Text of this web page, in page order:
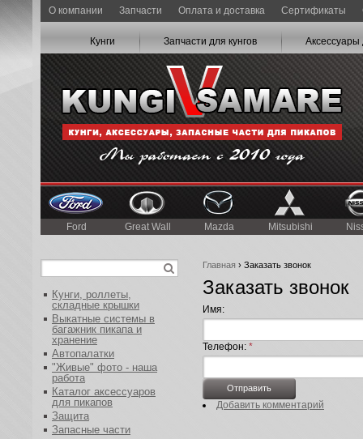
О компании Запчасти Оплата и доставка Сертификаты
Кунги Запчасти для кунгов Аксессуары
Ford Great Wall Mazda Mitsubishi
Главная › Заказать звонок
Заказать звонок
Имя:
Телефон: *
Добавить комментарий
Кунги, роллеты,
складные крышки
Выкатные системы в
багажник пикапа и
хранение
Автопалатки
"Живые" фото - наша
работа
Каталог аксессуаров
для пикапов
Защита
Запасные части